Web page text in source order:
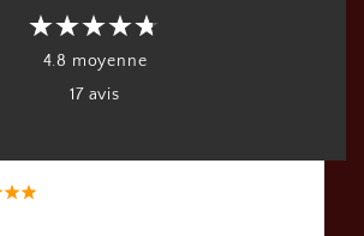
4.8 moyenne
17 avis